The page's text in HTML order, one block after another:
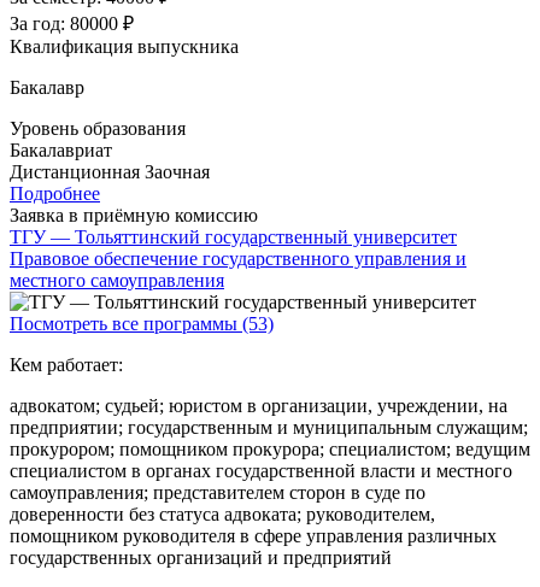
За год: 80000 ₽
Квалификация выпускника
Бакалавр
Уровень образования
Бакалавриат
Дистанционная Заочная
Подробнее
Заявка в приёмную комиссию
ТГУ — Тольяттинский государственный университет
Правовое обеспечение государственного управления и
местного самоуправления
Посмотреть все программы (53)
Кем работает:
адвокатом; судьей; юристом в организации, учреждении, на
предприятии; государственным и муниципальным служащим;
прокурором; помощником прокурора; специалистом; ведущим
специалистом в органах государственной власти и местного
самоуправления; представителем сторон в суде по
доверенности без статуса адвоката; руководителем,
помощником руководителя в сфере управления различных
государственных организаций и предприятий